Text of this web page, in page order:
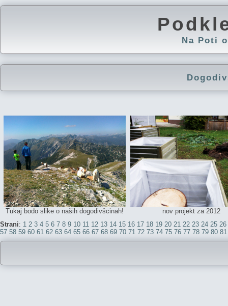
Na Poti
Tukaj bodo slike o naših dogodivšcinah!
nov projekt za 2012
Strani: 1 2 3 4 5 6 7 8 9 10 11 12 13 14 15 16 17 18 19 20 21 22 23 24 25 26
57 58 59 60 61 62 63 64 65 66 67 68 69 70 71 72 73 74 75 76 77 78 79 80 81